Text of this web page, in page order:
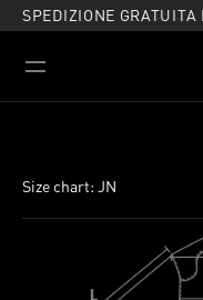
SPEDIZIONE
Size chart: JN